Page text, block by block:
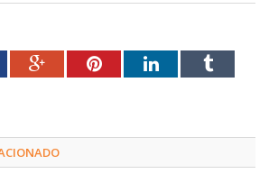
Google+PinterestLinkedInTumblr